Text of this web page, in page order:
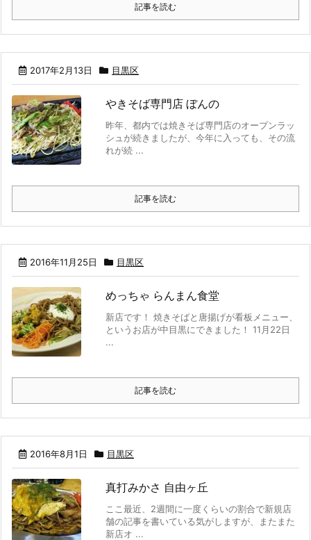
記事を読む
2017年2月13日 目黒区
やきそば専門店 ぼんの
昨年、都内では焼きそば専門店のオープンラッ
シュが続きましたが、今年に入っても、その流
れが続 ...
記事を読む
2016年11月25日 目黒区
めっちゃ らんまん食堂
新店です！ 焼きそばと唐揚げが看板メニュー、
というお店が中目黒にできました！ 11月22日
...
記事を読む
2016年8月1日 目黒区
真打みかさ 自由ヶ丘
ここ最近、2週間に一度くらいの割合で新規店
舗の記事を書いている気がしますが、またまた
新店オ ...